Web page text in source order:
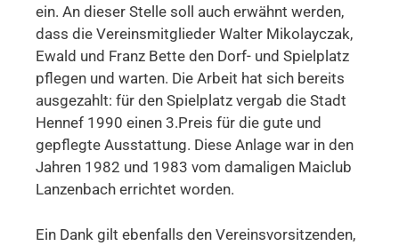
ein. An dieser Stelle soll auch erwähnt werden,
dass die Vereinsmitglieder Walter Mikolayczak,
Ewald und Franz Bette den Dorf- und Spielplatz
pflegen und warten. Die Arbeit hat sich bereits
ausgezahlt: für den Spielplatz vergab die Stadt
Hennef 1990 einen 3.Preis für die gute und
gepflegte Ausstattung. Diese Anlage war in den
Jahren 1982 und 1983 vom damaligen Maiclub
Lanzenbach errichtet worden.
Ein Dank gilt ebenfalls den Vereinsvorsitzenden,